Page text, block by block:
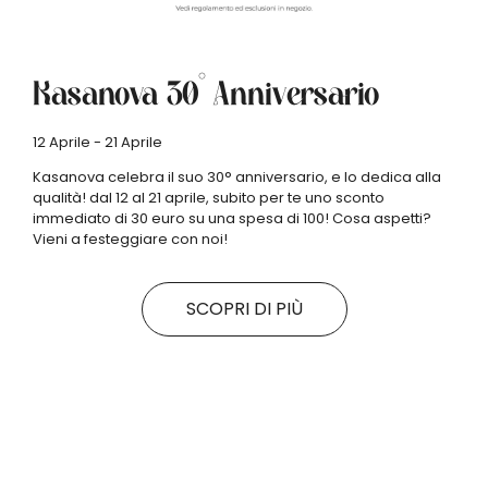
Kasanova 30° Anniversario
12 Aprile - 21 Aprile
Kasanova celebra il suo 30° anniversario, e lo dedica alla
qualità! dal 12 al 21 aprile, subito per te uno sconto
immediato di 30 euro su una spesa di 100! Cosa aspetti?
Vieni a festeggiare con noi!
SCOPRI DI PIÙ